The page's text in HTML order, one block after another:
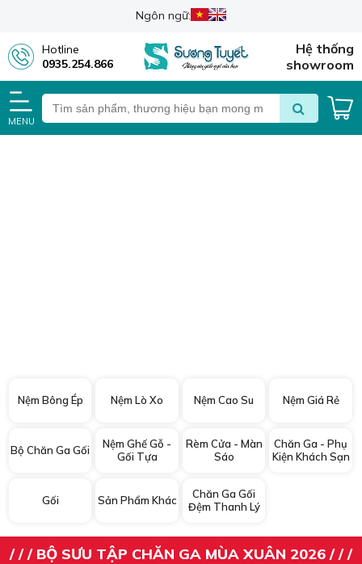
Ngôn ngữ:
Hotline
0935.254.866
Hệ thống
showroom
MENU
Nệm Bông Ép Nệm Lò Xo Nệm Cao Su Nệm Giá Rẻ
Bộ Chăn Ga Gối
Nệm Ghế Gỗ -
Gối Tựa
Rèm Cửa - Màn
Sáo
Chăn Ga - Phụ
Kiện Khách Sạn
Gối Sản Phẩm Khác
Chăn Ga Gối
Đệm Thanh Lý
/ / / BỘ SƯU TẬP CHĂN GA MÙA XUÂN 2026 / / /